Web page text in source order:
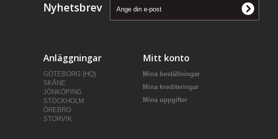
Nyhetsbrev
Anläggningar
GÖTEBORG (HQ)
SKÅNE
JÖNKÖPING
STOCKHOLM
ÖREBRO
STORVIK
Mitt konto
Mina beställningar
Mina krediteringar
Mina uppgifter